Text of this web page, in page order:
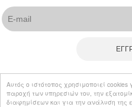
Αυτός ο ιστότοπος χρησιμοποιεί cookies
παροχή των υπηρεσιών του, την
διαφημίσεων και για την ανάλυση της
© Volonaki news